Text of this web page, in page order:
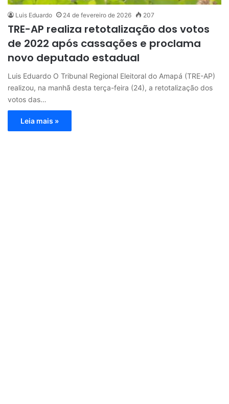
Luis Eduardo 24 de fevereiro de 2026 207
TRE-AP realiza retotalização dos votos
de 2022 após cassações e proclama
novo deputado estadual
Luis Eduardo O Tribunal Regional Eleitoral do Amapá (TRE-AP)
realizou, na manhã desta terça-feira (24), a retotalização dos
votos das…
Leia mais »